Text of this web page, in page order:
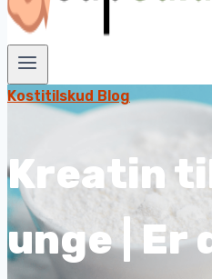
Kostitilskud Blog
Kreatin
unge | Er